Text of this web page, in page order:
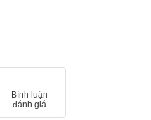
Bình luận
đánh giá